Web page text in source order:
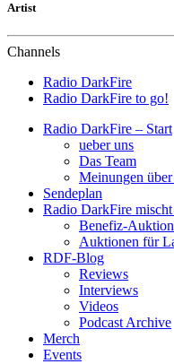
Artist
Channels
Radio DarkFire
Radio DarkFire to go!
Radio DarkFire – Start
ueber uns
Das Team
Meinungen
Sendeplan
Radio DarkFire
Benefiz-
Auktionen für
RDF-Blog
Reviews
Interviews
Videos
Podcast Archive
Merch
Events